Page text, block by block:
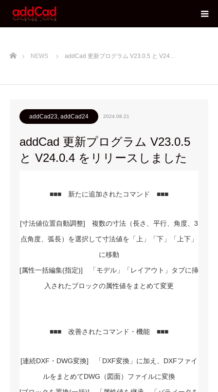
ホームNEWS addCad 更新プログラム V23.0.5 と V24…
addCad23, addCad24 2024.08.21
addCad 更新プログラム V23.0.5
と V24.0.4 をリリースしました
■■■ 新たに追加されたコマンド ■■■
[寸法値位置自動調整] 複数の寸法（長さ、平行、角度、3
点角度、弧長）を選択して寸法値を「上」「下」「上下」
に移動
[属性一括編集(指定)] 「モデル」「レイアウト」タブに挿
入されたブロックの属性値をまとめて変更
■■■ 改善されたコマンド・機能 ■■■
[連続DXF・DWG変換] 「DXF変換」に加え、DXFファイ
ルをまとめてDWG（図面）ファイルに変換